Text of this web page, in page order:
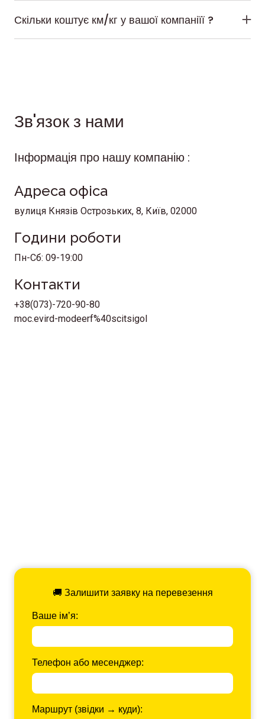
ваш вантаж перевищує цю вартість ми пропонуємо
оформити додаткове страхування,але ця послуга
Скільки коштує км/кг у вашої компаніїї ?
Зв'язок з нами
Інформація про нашу компанію :
Адреса офіса
вулиця Князів Острозьких, 8, Київ, 02000
Години роботи
Пн-Сб: 09-19:00
Контакти
+38(073)-720-90-80
moc.evird-modeerf%40scitsigol
🚚 Залишити заявку на перевезення
Ваше імʼя:
Телефон або месенджер:
Маршрут (звідки → куди):